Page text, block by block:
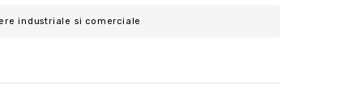
industriale si comerciale